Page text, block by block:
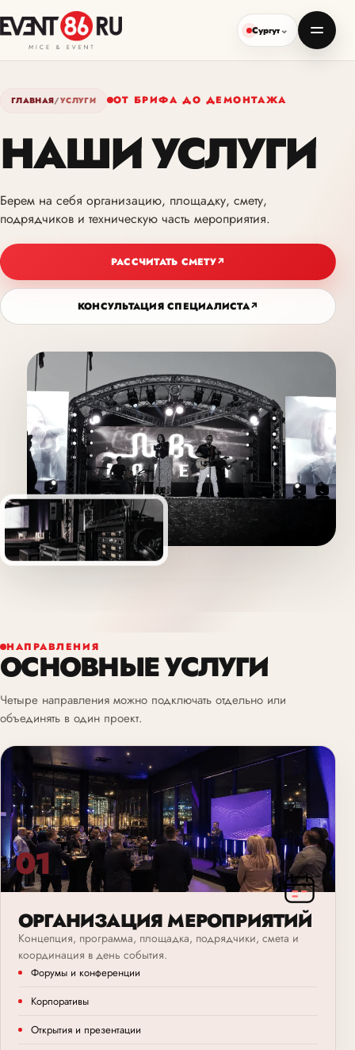
Сургут
ГЛАВНАЯ/УСЛУГИ ОТ БРИФА ДО ДЕМОНТАЖА
НАШИ УСЛУГИ
Берем на себя организацию, площадку, смету,
подрядчиков и техническую часть мероприятия.
РАССЧИТАТЬ СМЕТУ↗
КОНСУЛЬТАЦИЯ СПЕЦИАЛИСТА↗
НАПРАВЛЕНИЯ
ОСНОВНЫЕ УСЛУГИ
Четыре направления можно подключать отдельно или
объединять в один проект.
01
ОРГАНИЗАЦИЯ МЕРОПРИЯТИЙ
Концепция, программа, площадка, подрядчики, смета и
координация в день события.
Форумы и конференции
Корпоративы
Открытия и презентации